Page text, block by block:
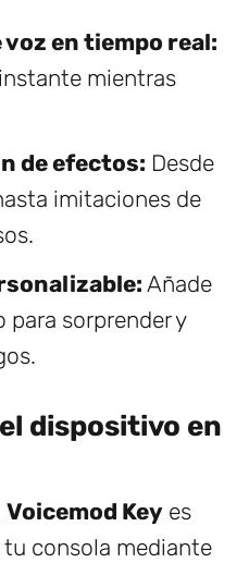
en tiempo real:
mientras
de efectos: Desde
imitaciones de
Añade
sorprender y
dispositivo en
Voicemod Key es
consola mediante